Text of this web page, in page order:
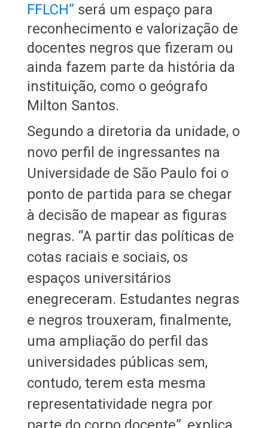
FFLCH” será um espaço para
reconhecimento e valorização de
docentes negros que fizeram ou
ainda fazem parte da história da
instituição, como o geógrafo
Milton Santos.
Segundo a diretoria da unidade, o
novo perfil de ingressantes na
Universidade de São Paulo foi o
ponto de partida para se chegar
à decisão de mapear as figuras
negras. “A partir das políticas de
cotas raciais e sociais, os
espaços universitários
enegreceram. Estudantes negras
e negros trouxeram, finalmente,
uma ampliação do perfil das
universidades públicas sem,
contudo, terem esta mesma
representatividade negra por